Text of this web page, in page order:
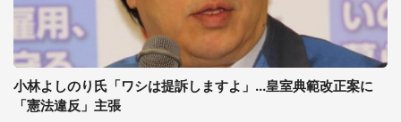
小林よしのり氏「ワシは提訴しますよ」...皇室典範改正案に
「憲法違反」主張